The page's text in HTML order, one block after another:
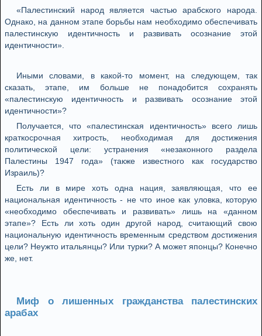
«Палестинский народ является частью арабского народа.
Однако, на данном этапе борьбы нам необходимо обеспечивать
палестинскую идентичность и развивать осознание этой
идентичности».
Иными словами, в какой-то момент, на следующем, так
сказать, этапе, им больше не понадобится сохранять
«палестинскую идентичность и развивать осознание этой
идентичности»?
Получается, что «палестинская идентичность» всего лишь
краткосрочная хитрость, необходимая для достижения
политической цели: устранения «незаконного раздела
Палестины 1947 года» (также известного как государство
Израиль)?
Есть ли в мире хоть одна нация, заявляющая, что ее
национальная идентичность - не что иное как уловка, которую
«необходимо обеспечивать и развивать» лишь на «данном
этапе»? Есть ли хоть один другой народ, считающий свою
национальную идентичность временным средством достижения
цели? Неужто итальянцы? Или турки? А может японцы? Конечно
же, нет.
Миф о лишенных гражданства палестинских
арабах